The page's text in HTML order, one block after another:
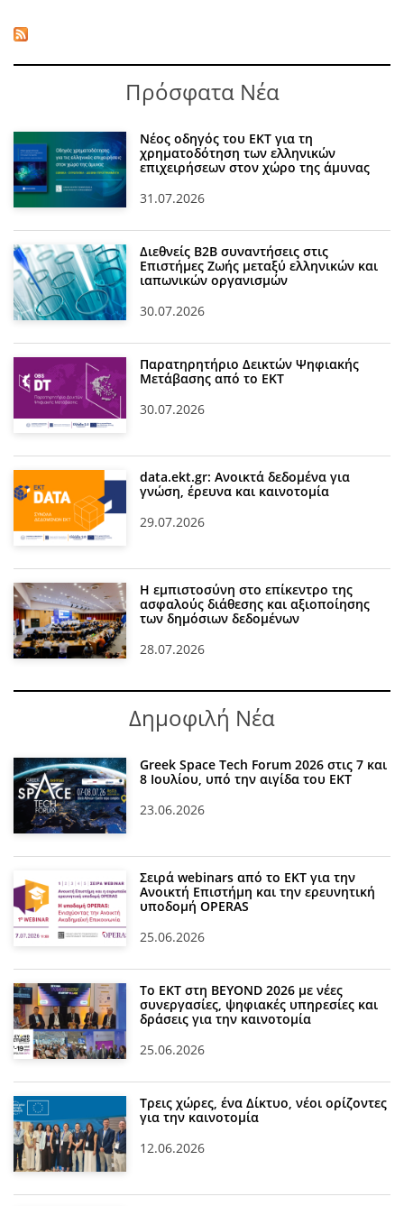
Πρόσφατα Νέα
Νέος οδηγός του ΕΚΤ για τη
χρηματοδότηση των ελληνικών
επιχειρήσεων στον χώρο της άμυνας
31.07.2026
Διεθνείς Β2Β συναντήσεις στις
Επιστήμες Ζωής μεταξύ ελληνικών και
ιαπωνικών οργανισμών
30.07.2026
Παρατηρητήριο Δεικτών Ψηφιακής
Μετάβασης από το ΕΚΤ
30.07.2026
data.ekt.gr: Ανοικτά δεδομένα για
γνώση, έρευνα και καινοτομία
29.07.2026
Η εμπιστοσύνη στο επίκεντρο της
ασφαλούς διάθεσης και αξιοποίησης
των δημόσιων δεδομένων
28.07.2026
Δημοφιλή Νέα
Greek Space Tech Forum 2026 στις 7 και
8 Ιουλίου, υπό την αιγίδα του ΕΚΤ
23.06.2026
Σειρά webinars από το ΕΚΤ για την
Ανοικτή Επιστήμη και την ερευνητική
υποδομή OPERAS
25.06.2026
Το ΕΚΤ στη BEYOND 2026 με νέες
συνεργασίες, ψηφιακές υπηρεσίες και
δράσεις για την καινοτομία
25.06.2026
Τρεις χώρες, ένα Δίκτυο, νέοι ορίζοντες
για την καινοτομία
12.06.2026